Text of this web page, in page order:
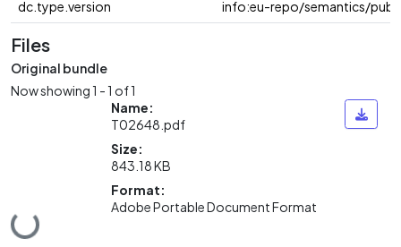
dc.type.version
info:eu-repo/semantics/
Files
Original bundle
Now showing1 - 1 of 1
Name:
T02648.pdf
Size:
843.18 KB
Format:
Adobe Portable Document Format